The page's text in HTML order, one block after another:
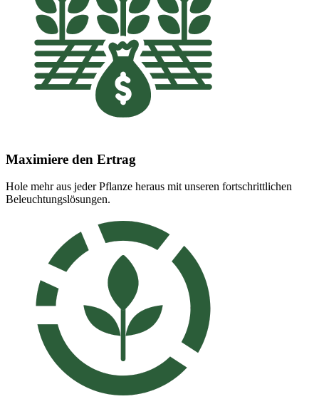
Maximiere den Ertrag
Hole mehr aus jeder Pflanze heraus mit unseren fortschrittlichen
Beleuchtungslösungen.